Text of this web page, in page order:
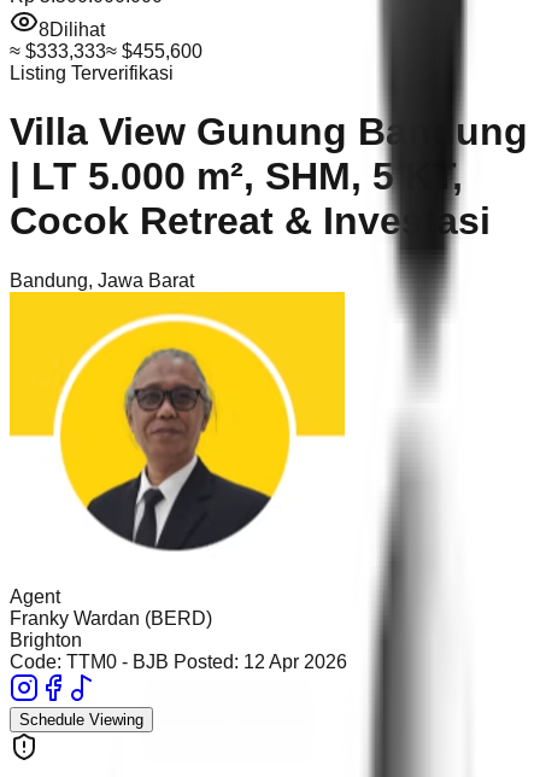
8Dilihat
≈ $333,333≈ $455,600
Listing Terverifikasi
Villa View Gunung Bandung
| LT 5.000 m², SHM, 5 KT,
Cocok Retreat & Investasi
Bandung, Jawa Barat
Agent
Franky Wardan (BERD)
Brighton
Code: TTM0 - BJB Posted: 12 Apr 2026
Schedule Viewing